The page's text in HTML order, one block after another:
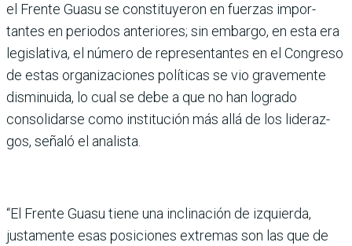
el Frente Guasu se consti­tuyeron en fuerzas impor­
tantes en periodos anterio­res; sin embargo, en esta era
legislativa, el número de representantes en el Con­greso
de estas organizacio­nes políticas se vio grave­mente
disminuida, lo cual se debe a que no han logrado
consolidarse como institu­ción más allá de los lideraz­
gos, señaló el analista.
“El Frente Guasu tiene una inclinación de izquierda,
justamente esas posicio­nes extremas son las que de